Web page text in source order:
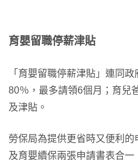
育嬰留職停薪津貼
「育嬰留職停薪津貼」連同
80％，最多請領6個月；育兒
及津貼。
勞保局為提供更省時又便利
及育嬰續保兩張申請書表合